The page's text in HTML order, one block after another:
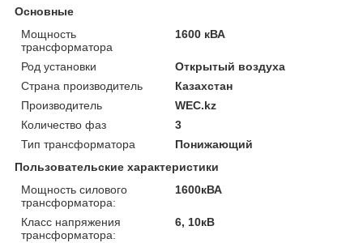
Основные
Мощность
трансформатора
1600 кВА
Род установки
Открытый воздуха
Страна производитель
Казахстан
Производитель
WEC.kz
Количество фаз
3
Тип трансформатора
Понижающий
Пользовательские характеристики
Мощность силового
трансформатора:
1600кВА
Класс напряжения
трансформатора:
6, 10кВ